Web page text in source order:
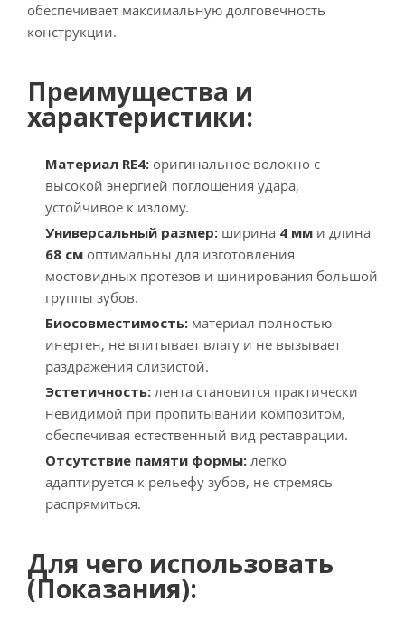
обеспечивает максимальную долговечность
конструкции.
Преимущества и
характеристики:
Материал RE4: оригинальное волокно с
высокой энергией поглощения удара,
устойчивое к излому.
Универсальный размер: ширина 4 мм и длина
68 см оптимальны для изготовления
мостовидных протезов и шинирования большой
группы зубов.
Биосовместимость: материал полностью
инертен, не впитывает влагу и не вызывает
раздражения слизистой.
Эстетичность: лента становится практически
невидимой при пропитывании композитом,
обеспечивая естественный вид реставрации.
Отсутствие памяти формы: легко
адаптируется к рельефу зубов, не стремясь
распрямиться.
Для чего использовать
(Показания):